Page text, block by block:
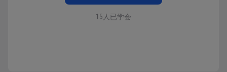
15人已学会